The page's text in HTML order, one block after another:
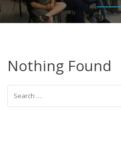
Nothing Found